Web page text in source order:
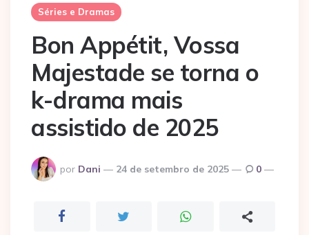
Séries e Dramas
Bon Appétit, Vossa
Majestade se torna o
k-drama mais
assistido de 2025
Postado
por
por Dani 24 de setembro de 2025 0